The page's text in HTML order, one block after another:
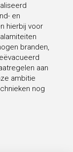
en
hierbij voor
branden,
aan
ambitie
nog